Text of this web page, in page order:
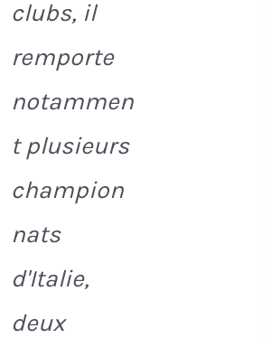
clubs, il
remporte
notammen
t plusieurs
champion
nats
d'Italie,
deux